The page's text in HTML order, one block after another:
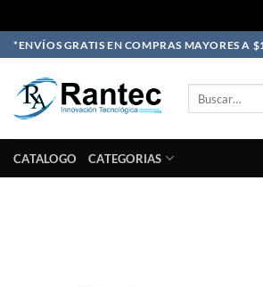
Skip
to
content
*ENVÍOS GRATIS EN COMPRAS MAYORES A
CATALOGO CATEGORIAS